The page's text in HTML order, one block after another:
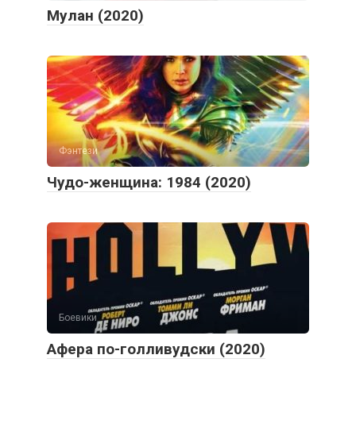
Мулан (2020)
Фэнтези
Чудо-женщина: 1984 (2020)
Боевики
Афера по-голливудски (2020)